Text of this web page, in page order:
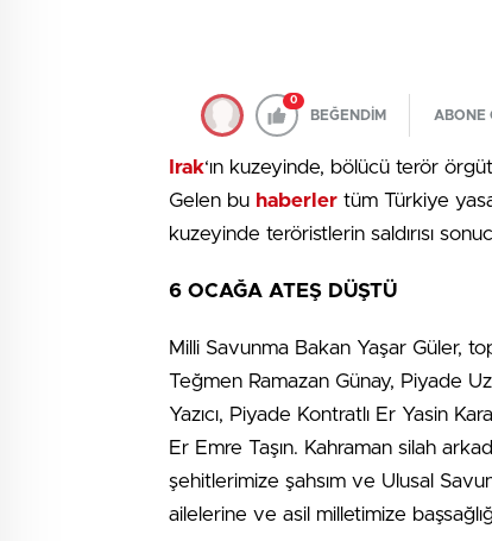
0
BEĞENDİM ABONE
Irak‘ın kuzeyinde, bölücü terör
Gelen bu haberler tüm Türkiye
kuzeyinde teröristlerin saldırısı
6 OCAĞA ATEŞ DÜŞTÜ
Milli Savunma Bakan Yaşar Güler,
Teğmen Ramazan Günay, Piyade
Yazıcı, Piyade Kontratlı Er Yasin
Er Emre Taşın. Kahraman silah
şehitlerimize şahsım ve Ulusal
ailelerine ve asil milletimize